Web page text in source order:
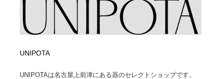
UNIPOTA
UNIPOTAは名古屋上前津にある器のセレクトショップです。